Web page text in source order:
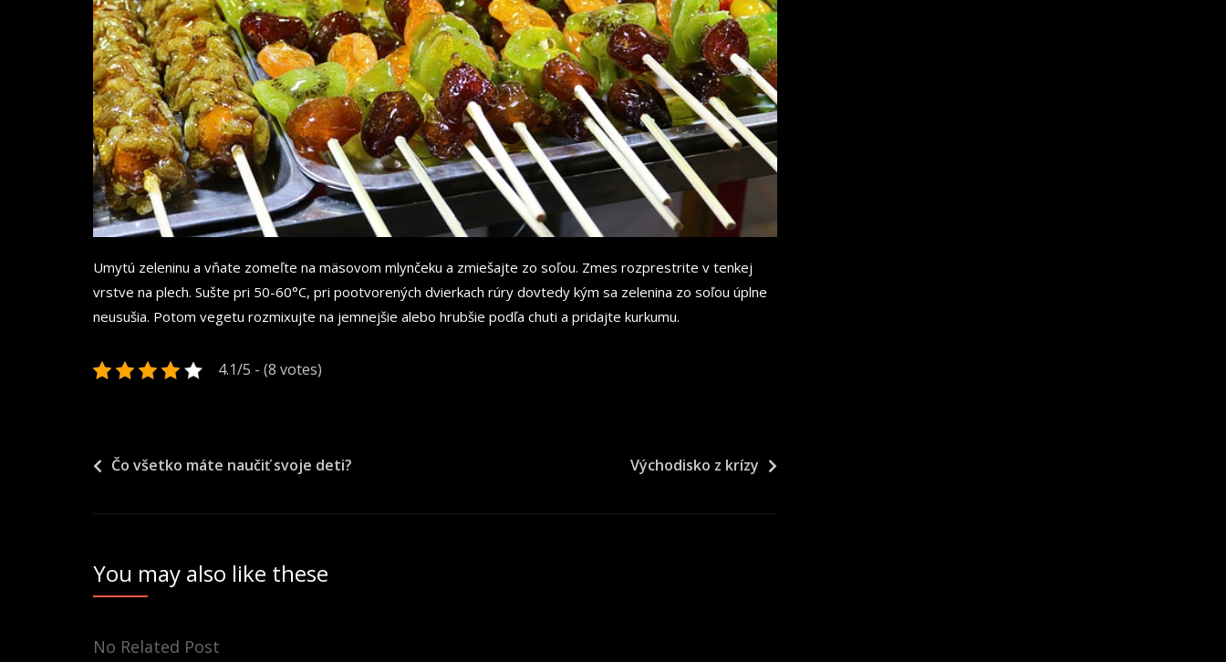
Umytú zeleninu a vňate zomeľte na mäsovom mlynčeku a zmiešajte zo soľou. Zmes rozprestrite v tenkej
vrstve na plech. Sušte pri 50-60°C, pri pootvorených dvierkach rúry dovtedy kým sa zelenina zo soľou úplne
neusušia. Potom vegetu rozmixujte na jemnejšie alebo hrubšie podľa chuti a pridajte kurkumu.
4.1/5 - (8 votes)
Navigace
Čo všetko máte naučiť svoje deti? Východisko z krízy
You may also like these
No Related Post